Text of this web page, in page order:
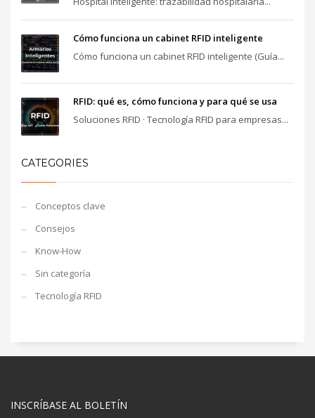
Cómo funciona un cabinet RFID inteligente
Cómo funciona un cabinet RFID inteligente (Guía...
RFID: qué es, cómo funciona y para qué se usa
Soluciones RFID · Tecnología RFID para empresas...
CATEGORIES
Conceptos clave
Consejos
Know-How
Sin categoría
Tecnología RFID
INSCRÍBASE AL BOLETÍN